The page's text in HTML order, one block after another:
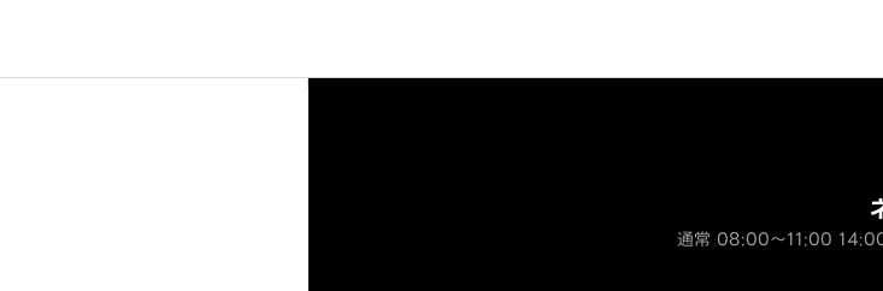
通常 08:00～11:00